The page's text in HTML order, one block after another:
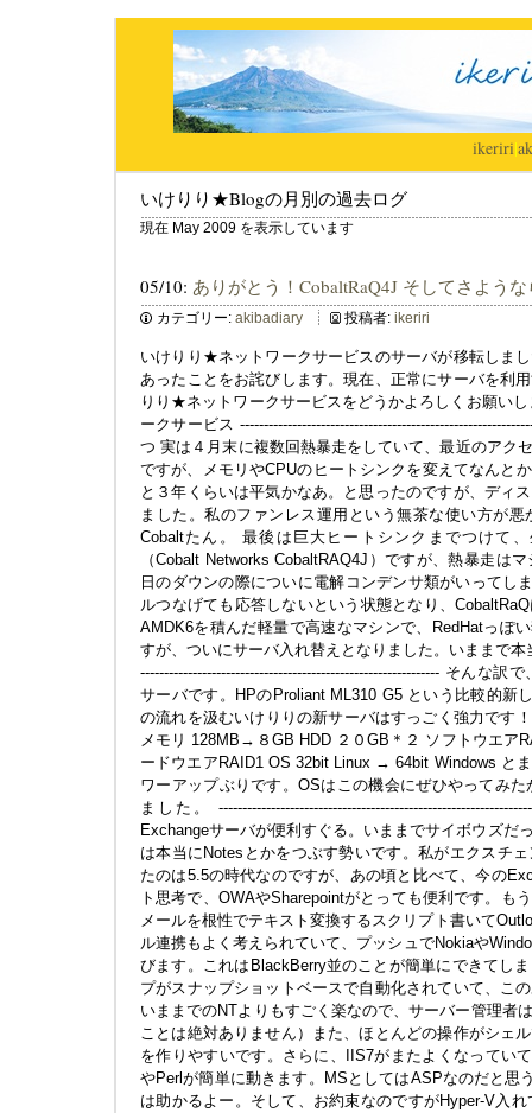
ikeriri|
いけりり★Blogの月別の過去ログ
現在 May 2009 を表示しています
05/10: ありがとう！CobaltRaQ4J そしてさような
カテゴリー: akibadiary 投稿者: ikeriri
いけりり★ネットワークサービスのサーバが移転しま
あったことをお詫びします。現在、正常にサーバを利
りり★ネットワークサービスをどうかよろしくお願い
ークサービス
つ 実は４月末に複数回熱暴走をしていて、最近のアク
ですが、メモリやCPUのヒートシンクを変えてなんと
と３年くらいは平気かなあ。と思ったのですが、ディ
ました。私のファンレス運用という無茶な使い方が
Cobaltたん。 最後は巨大ヒートシンクまでつけて
（Cobalt Networks CobaltRAQ4J）ですが、熱暴走は
日のダウンの際についに電解コンデンサ類がいってし
ルつなげても応答しないという状態となり、
AMDK6を積んだ軽量で高速なマシンで、RedHatっぽ
すが、ついにサーバ入れ替えとなりました。いままで本
--------------------------------------------------------------- そんな
サーバです。HPのProliant ML310 G5 という比較的新
の流れを汲むいけりりの新サーバはすっごく強力です
メモリ 128MB→８GB HDD ２０GB＊２ ソフトウエア
ードウエアRAID1 OS 32bit Linux → 64bit Windows と
ワーアップぶりです。OSはこの機会にぜひやってみ
ました。
Exchangeサーバが便利すぐる。いままでサイボウズだ
は本当にNotesとかをつぶす勢いです。私がエクスチ
たのは5.5の時代なのですが、あの頃と比べて、今の
ト思考で、OWAやSharepointがとっても便利です。も
メールを根性でテキスト変換するスクリプト書いて
ル連携もよく考えられていて、プッシュでNokiaや
びます。これはBlackBerry並のことが簡単にできてし
プがスナップショットベースで自動化されていて、こ
いままでのNTよりもすごく楽なので、サーバー管理者
ことは絶対ありません）また、ほとんどの操作がシェ
を作りやすいです。さらに、IIS7がまたよくなってい
やPerlが簡単に動きます。MSとしてはASPなのだと思
は助かるよー。そして、お約束なのですがHyper-V入